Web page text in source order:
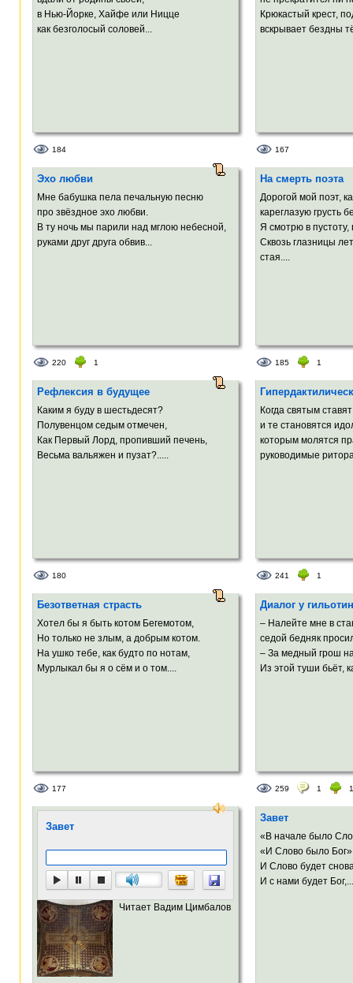
в Нью-Йорке, Хайфе или Ницце
как безголосый соловей...
184
Крюкастый крест,
вскрывает бездны
167
Эхо любви
Мне бабушка пела печальную песню
про звёздное эхо любви.
В ту ночь мы парили над мглою небесной,
руками друг друга обвив...
220 1
На смерть поэта
Дорогой мой поэт,
кареглазую грусть
Я смотрю в
Сквозь глазницы
стая....
185 1
Рефлексия в будущее
Каким я буду в шестьдесят?
Полувенцом седым отмечен,
Как Первый Лорд, пропивший печень,
Весьма вальяжен и пузат?.....
180
Когда святым
и те становятся
которым молятся
руководимые
241 1
Безответная страсть
Хотел бы я быть котом Бегемотом,
Но только не злым, а добрым котом.
На ушко тебе, как будто по нотам,
Мурлыкал бы я о сём и о том....
177
Диалог у
– Налейте мне в
седой бедняк
– За медный грош
Из этой туши бьёт,
259 1 1
Завет
Читает Вадим Цимбалов
Завет
«В начале было
«И Слово было
И Слово будет
И с нами будет Бог,...